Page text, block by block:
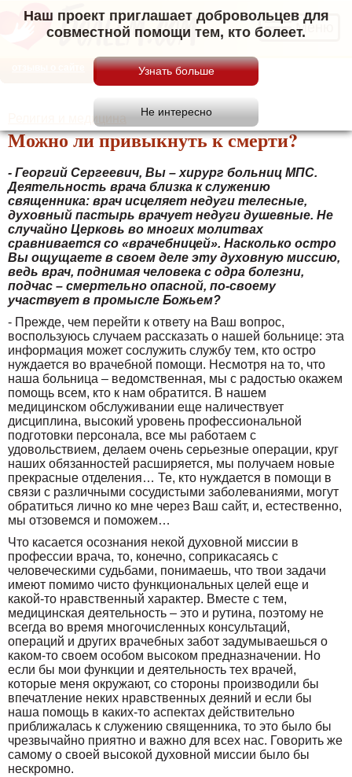
Наш проект приглашает добровольцев для
совместной помощи тем, кто болеет.Меню
Религия и медицина
Можно ли привыкнуть к смерти?
- Георгий Сергеевич, Вы – хирург больниц МПС.
Деятельность врача близка к служению
священника: врач исцеляет недуги телесные,
духовный пастырь врачует недуги душевные. Не
случайно Церковь во многих молитвах
сравнивается со «врачебницей». Насколько остро
Вы ощущаете в своем деле эту духовную миссию,
ведь врач, поднимая человека с одра болезни,
подчас – смертельно опасной, по-своему
участвует в промысле Божьем?
- Прежде, чем перейти к ответу на Ваш вопрос,
воспользуюсь случаем рассказать о нашей больнице: эта
информация может сослужить службу тем, кто остро
нуждается во врачебной помощи. Несмотря на то, что
наша больница – ведомственная, мы с радостью окажем
помощь всем, кто к нам обратится. В нашем
медицинском обслуживании еще наличествует
дисциплина, высокий уровень профессиональной
подготовки персонала, все мы работаем с
удовольствием, делаем очень серьезные операции, круг
наших обязанностей расширяется, мы получаем новые
прекрасные отделения… Те, кто нуждается в помощи в
связи с различными сосудистыми заболеваниями, могут
обратиться лично ко мне через Ваш сайт, и, естественно,
мы отзовемся и поможем…
Что касается осознания некой духовной миссии в
профессии врача, то, конечно, соприкасаясь с
человеческими судьбами, понимаешь, что твои задачи
имеют помимо чисто функциональных целей еще и
какой-то нравственный характер. Вместе с тем,
медицинская деятельность – это и рутина, поэтому не
всегда во время многочисленных консультаций,
операций и других врачебных забот задумываешься о
каком-то своем особом высоком предназначении. Но
если бы мои функции и деятельность тех врачей,
которые меня окружают, со стороны производили бы
впечатление неких нравственных деяний и если бы
наша помощь в каких-то аспектах действительно
приближалась к служению священника, то это было бы
чрезвычайно приятно и важно для всех нас. Говорить же
самому о своей высокой духовной миссии было бы
нескромно.